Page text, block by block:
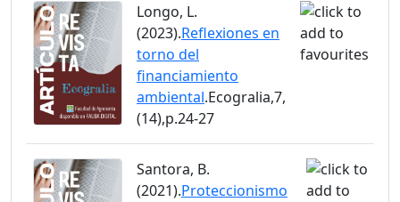
Longo, L.
(2023).Reflexiones en
torno del
financiamiento
ambiental.Ecogralia,7,
(14),p.24-27
Santora, B.
(2021).Proteccionismo